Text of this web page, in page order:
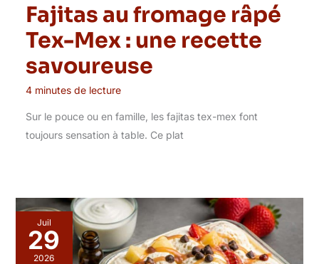
Fajitas au fromage râpé
Tex-Mex : une recette
savoureuse
4 minutes de lecture
Sur le pouce ou en famille, les fajitas tex-mex font
toujours sensation à table. Ce plat
Juil
29
2026